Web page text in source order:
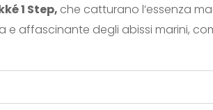
1 Step, che catturano l’essenza
e affascinante degli abissi marini,